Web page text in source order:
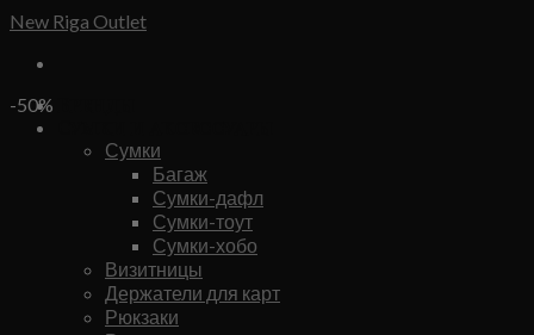
Skip
content
New Riga Outlet
Сумки
Багаж
Сумки-дафл
Сумки-тоут
Сумки-хобо
Визитницы
Держатели для карт
Рюкзаки
-50%